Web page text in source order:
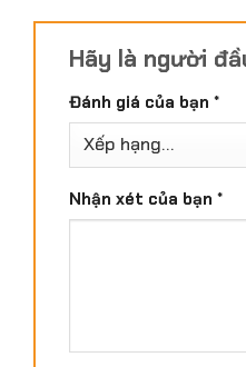
Hãy là người
Đánh giá của bạn *
Nhận xét của bạn *